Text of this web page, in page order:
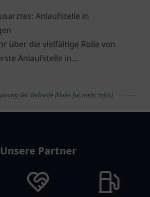
Anlaufstelle in
über die vielfältige Rolle von
Anlaufstelle in
der Webseite (klicke für mehr Infos)
Unsere Partner